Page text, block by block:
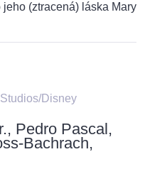
(ztracená) láska Mary
Disney
Pedro Pascal,
Bachrach,